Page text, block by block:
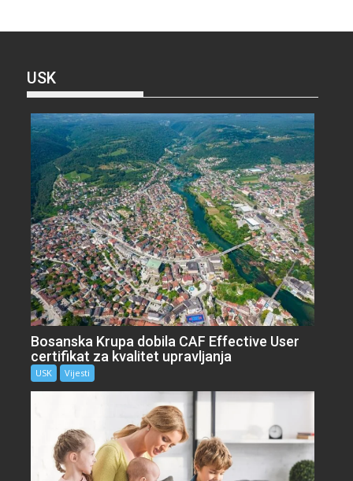
USK
Bosanska Krupa dobila CAF Effective User
certifikat za kvalitet upravljanja
USK Vijesti